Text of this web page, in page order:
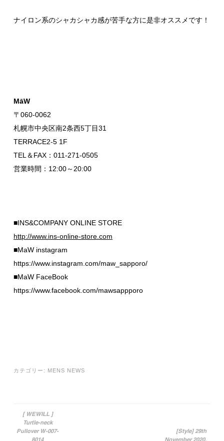
ナイロン系のシャカシャカ感が苦手な方に是非オススメです！
MāW
〒060-0062
札幌市中央区南2条西5丁目31
TERRACE2-5 1F
TEL＆FAX：011-271-0505
営業時間：12:00～20:00
■INS&COMPANY ONLINE STORE
http://www.ins-online-store.com
■MaW instagram
https://www.instagram.com/maw_sapporo/
■MaW FaceBook
https://www.facebook.com/mawsappporo
カテゴリー: MENS NEWS
投稿ナビゲーション
[ WEWILL ]
Turtle-neck
Pullover W-007-
8014
[Style] 29th
November 2020.